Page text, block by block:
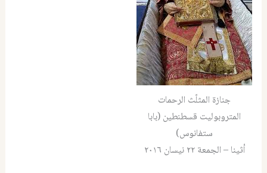
جنازة المثلّث الرحمات
المتروبوليت قسطنطين (بابا
ستفانوس)
أثينا – الجمعة ٢٢ نيسان ٢٠١٦